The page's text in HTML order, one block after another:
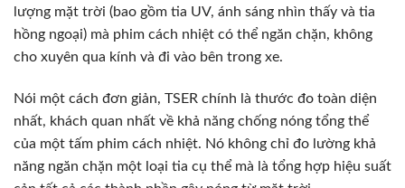
lượng mặt trời (bao gồm tia UV, ánh sáng nhìn thấy và tia
hồng ngoại) mà phim cách nhiệt có thể ngăn chặn, không
cho xuyên qua kính và đi vào bên trong xe.
Nói một cách đơn giản, TSER chính là thước đo toàn diện
nhất, khách quan nhất về khả năng chống nóng tổng thể
của một tấm phim cách nhiệt. Nó không chỉ đo lường khả
năng ngăn chặn một loại tia cụ thể mà là tổng hợp hiệu suất